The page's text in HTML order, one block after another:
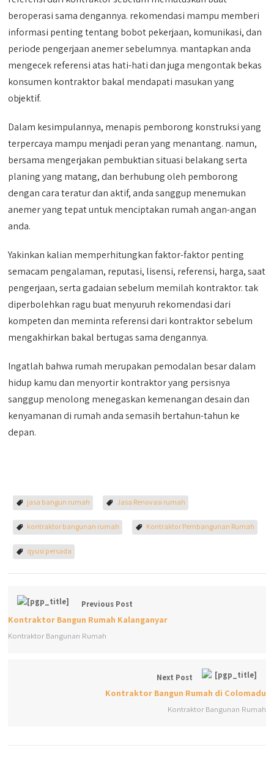
beroperasi sama dengannya. rekomendasi mampu memberi
informasi penting tentang bobot pekerjaan, komunikasi, dan
periode pengerjaan anemer sebelumnya. mantapkan anda
mengecek referensi atas hati-hati dan juga mengontak bekas
konsumen kontraktor bakal mendapati masukan yang
objektif.
Dalam kesimpulannya, menapis pemborong konstruksi yang
terpercaya mampu menjadi peran yang menantang. namun,
bersama mengerjakan pembuktian situasi belakang serta
planing yang matang, dan berhubung oleh pemborong
dengan cara teratur dan aktif, anda sanggup menemukan
anemer yang tepat untuk menciptakan rumah angan-angan
anda.
Yakinkan kalian memperhitungkan faktor-faktor penting
semacam pengalaman, reputasi, lisensi, referensi, harga, saat
pengerjaan, serta gadaian sebelum memilah kontraktor. tak
diperbolehkan ragu buat menyuruh rekomendasi dari
kompeten dan meminta referensi dari kontraktor sebelum
mengakhirkan bakal bertugas sama dengannya.
Ingatlah bahwa rumah merupakan pemodalan besar dalam
hidup kamu dan menyortir kontraktor yang persisnya
sanggup menolong menegaskan kemenangan desain dan
kenyamanan di rumah anda semasih bertahun-tahun ke
depan.
jasa bangun rumah Jasa Renovasi rumah
kontraktor bangunan rumah Kontraktor Pembangunan Rumah
qyusi persada
Previous Post
Kontraktor Bangun Rumah Kalanganyar
Kontraktor Bangunan Rumah
Next Post
Kontraktor Bangun Rumah di Colomadu
Kontraktor Bangunan Rumah